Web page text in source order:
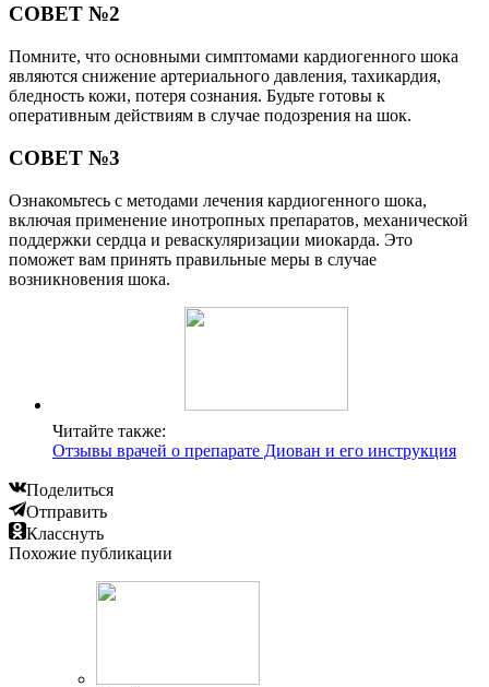
СОВЕТ №2
Помните, что основными симптомами кардиогенного шока
являются снижение артериального давления, тахикардия,
бледность кожи, потеря сознания. Будьте готовы к
оперативным действиям в случае подозрения на шок.
СОВЕТ №3
Ознакомьтесь с методами лечения кардиогенного шока,
включая применение инотропных препаратов, механической
поддержки сердца и реваскуляризации миокарда. Это
поможет вам принять правильные меры в случае
возникновения шока.
Читайте также:
Отзывы врачей о препарате Диован и его инструкция
Поделиться
Отправить
Класснуть
Похожие публикации